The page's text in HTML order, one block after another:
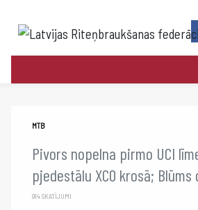
MTB
Pivors nopelna pirmo UCI
pjedestālu XCO krosā;
914 SKATĪJUMI